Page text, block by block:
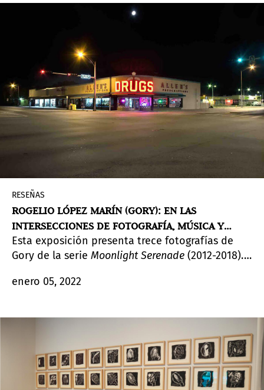
arquitectónico espacioso especialmente para la
las de Alfredo Jaar y Ruben Ochoa.
RESEÑAS
ROGELIO LÓPEZ MARÍN (GORY): EN LAS
INTERSECCIONES DE FOTOGRAFÍA, MÚSICA Y
DISEÑO EN LnS
Esta exposición presenta trece fotografías de
Gory de la serie Moonlight Serenade (2012-2018).
los variados contextos de las fotografías, que
enero 05, 2022